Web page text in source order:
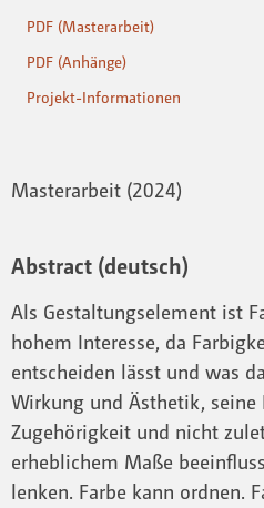
PDF (Masterarbeit)
PDF (Anhänge)
Projekt-Informationen
Masterarbeit (2024)
Abstract (deutsch)
Als Gestaltungselement ist
hohem Interesse, da
entscheiden lässt und was
Wirkung und Ästhetik, seine
Zugehörigkeit und nicht
erheblichem Maße
lenken. Farbe kann ordnen.